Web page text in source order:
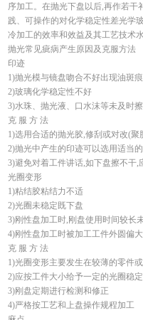
序加工。在抛光下盘以后,再作若干
践、可操作的对化学稳定性差光学
冷加工的效率和效益及其工艺技术水
抛光常见疵病产生原因及克服方法
印迹
1)抛光模与镜盘吻合不好出现油斑
2)玻璃化学稳定性不好
3)水珠、抛光液、口水沫等未及时
克 服 方 法
1)选用合适的抛光胶,修刮或对改(聚
2)抛光中产生的印迹可以选用适当
3)避免对着工件讲话,如下盘擦不干
光圈变形
1)粘结胶粘结力不适
2)光圈未稳定既下盘
3)刚性盘加工时,刚盘使用时间较长
4)刚性盘加工时被加工工件外圆偏
克 服 方 法
1)光圈变形主要发生在较薄的零件
2)应按工件大小给予一定的光圈稳
3)刚盘定期进行检测和修正
4)严格按工艺和上盘操作规程加工